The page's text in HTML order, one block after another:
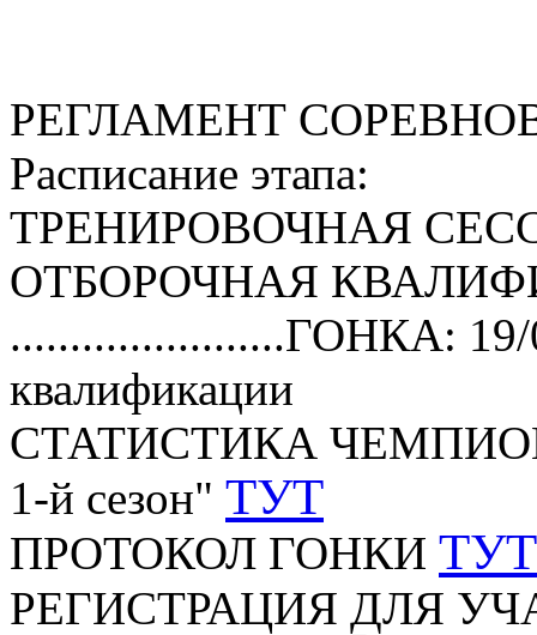
РЕГЛАМЕНТ
Расписание этапа:
ТРЕНИРОВОЧНАЯ
ОТБОРОЧНАЯ
.......................ГОНКА: 19/
квалификации
СТАТИСТИКА
1-й сезон" ТУТ
ПРОТОКОЛ ГОНКИ ТУТ
РЕГИСТРАЦИЯ ДЛЯ